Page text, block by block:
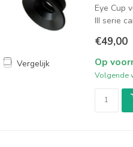
Vergelijk
Eye Cup
III serie
€49,00
Op
Volgende